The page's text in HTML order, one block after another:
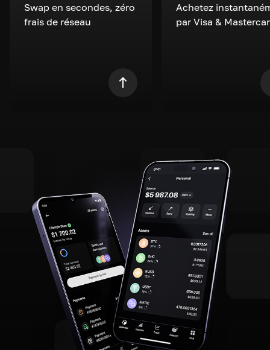
Swap en secondes, zéro
frais de réseau
Achetez
par Visa &